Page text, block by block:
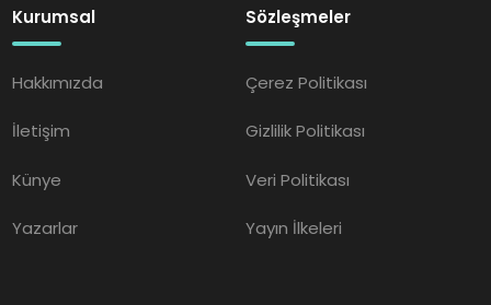
Kurumsal
Hakkımızda
İletişim
Künye
Yazarlar
Sözleşmeler
Çerez Politikası
Gizlilik Politikası
Veri Politikası
Yayın İlkeleri